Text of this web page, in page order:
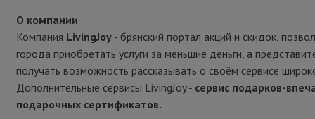
О компании
Компания LivingJoy - брянский портал акций и скидок,
города приобретать услуги за меньшие деньги, а
получать возможность рассказывать о своём сервисе
Дополнительные сервисы LivingJoy - сервис подарков-
подарочных сертификатов.